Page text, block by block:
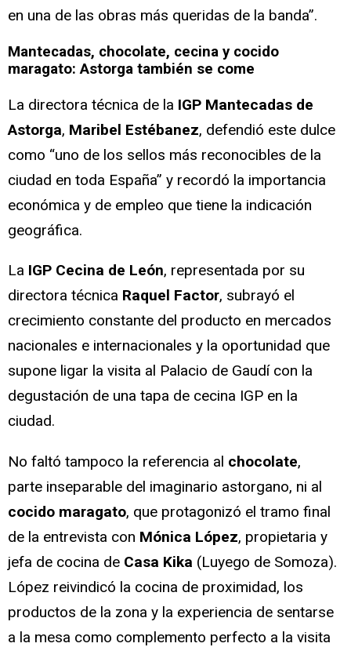
en una de las obras más queridas de la banda”.
Mantecadas, chocolate, cecina y cocido
maragato: Astorga también se come
La directora técnica de la IGP Mantecadas de
Astorga, Maribel Estébanez, defendió este dulce
como “uno de los sellos más reconocibles de la
ciudad en toda España” y recordó la importancia
económica y de empleo que tiene la indicación
geográfica.
La IGP Cecina de León, representada por su
directora técnica Raquel Factor, subrayó el
crecimiento constante del producto en mercados
nacionales e internacionales y la oportunidad que
supone ligar la visita al Palacio de Gaudí con la
degustación de una tapa de cecina IGP en la
ciudad.
No faltó tampoco la referencia al chocolate,
parte inseparable del imaginario astorgano, ni al
cocido maragato, que protagonizó el tramo final
de la entrevista con Mónica López, propietaria y
jefa de cocina de Casa Kika (Luyego de Somoza).
López reivindicó la cocina de proximidad, los
productos de la zona y la experiencia de sentarse
a la mesa como complemento perfecto a la visita